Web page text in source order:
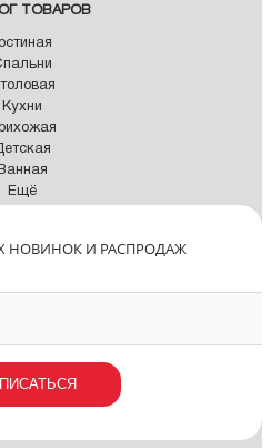
ТОВАРОВ
Гостиная
Кухни
Ванная
Ещё
НОВИНОК И РАСПРОДАЖ